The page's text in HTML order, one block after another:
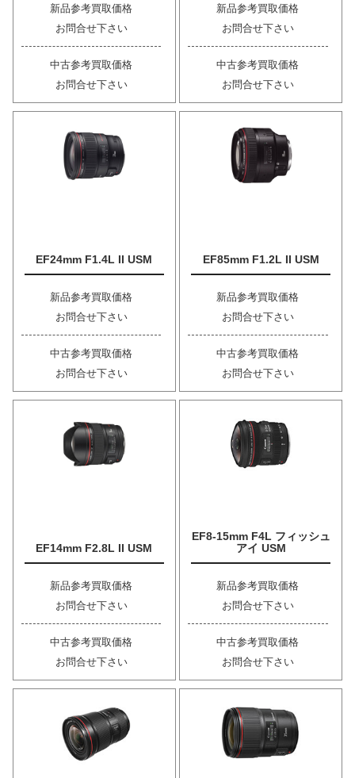
新品参考買取価格
お問合せ下さい
中古参考買取価格
お問合せ下さい
新品参考買取価格
お問合せ下さい
中古参考買取価格
お問合せ下さい
EF24mm F1.4L II USM
新品参考買取価格
お問合せ下さい
中古参考買取価格
お問合せ下さい
EF85mm F1.2L II USM
新品参考買取価格
お問合せ下さい
中古参考買取価格
お問合せ下さい
EF14mm F2.8L II USM
新品参考買取価格
お問合せ下さい
中古参考買取価格
お問合せ下さい
EF8-15mm F4L フィッシュ
アイ USM
新品参考買取価格
お問合せ下さい
中古参考買取価格
お問合せ下さい